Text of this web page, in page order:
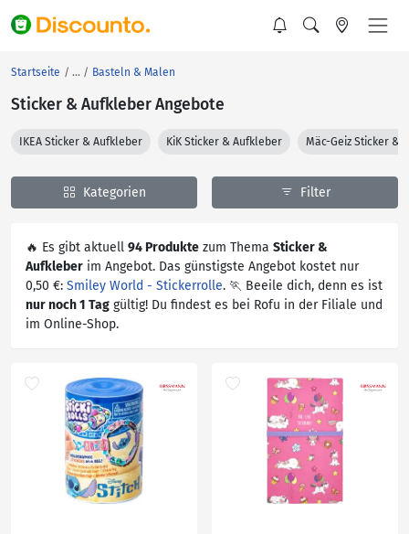
Startseite Basteln & Malen
Sticker & Aufkleber Angebote
IKEA Sticker & Aufkleber KiK Sticker & Aufkleber Mäc-Geiz Sticker &
Kategorien Filter
🔥 Es gibt aktuell 94 Produkte zum Thema Sticker &
Aufkleber im Angebot. Das günstigste Angebot kostet nur
0,50 €: Smiley World - Stickerrolle. 🏃 Beeile dich, denn es ist
nur noch 1 Tag gültig! Du findest es bei Rofu in der Filiale und
im Online-Shop.